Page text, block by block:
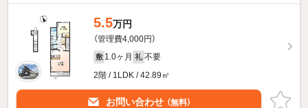
5.5万円
（管理費4,000円）
敷 1.0ヶ月 礼 不要
2階 / 1LDK / 42.89㎡
お問い合わせ （無料）